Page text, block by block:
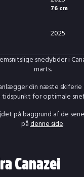
76 cm
2025
snedybder i
marts.
din næste
for optimale
på baggrund af de
pådenne side.
Canazei